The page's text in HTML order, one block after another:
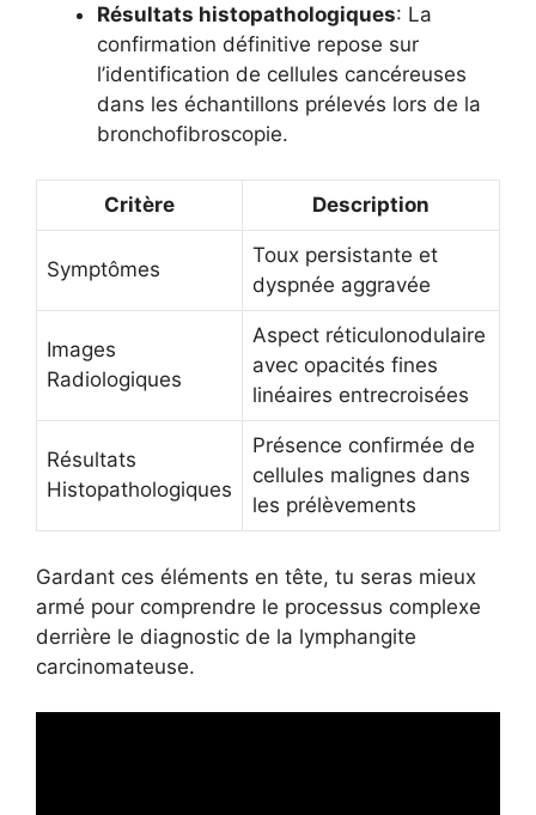
Résultats histopathologiques: La
confirmation définitive repose sur
l’identification de cellules cancéreuses
dans les échantillons prélevés lors de la
bronchofibroscopie.
Critère Description
Symptômes
Toux persistante et
dyspnée aggravée
Images
Radiologiques
Aspect réticulonodulaire
avec opacités fines
linéaires entrecroisées
Résultats
Histopathologiques
Présence confirmée de
cellules malignes dans
les prélèvements
Gardant ces éléments en tête, tu seras mieux
armé pour comprendre le processus complexe
derrière le diagnostic de la lymphangite
carcinomateuse.